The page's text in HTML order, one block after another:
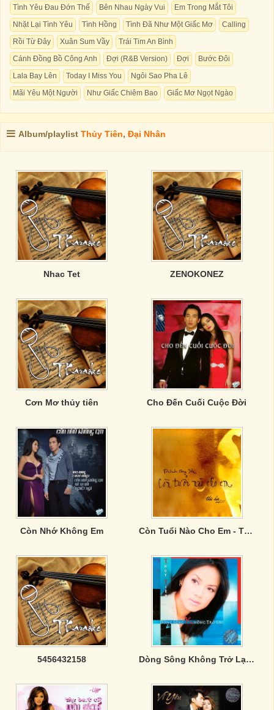
Tình Yêu Đau Đớn Thế Bên Nhau Ngày Vui
Em Trong Mắt Tôi
Nhặt Lại Tình Yêu
Tình Hồng Tình Đã Như Một Giấc Mơ
Calling
Rồi Từ Đây
Xuân Sum Vầy
Trái Tim An Bình
Cánh Đồng Bồ Công Anh
Đợi (R&B Version) Đợi
Bước Đôi
Lala Bay Lên
Today I Miss You
Ngôi Sao Pha Lê
Mãi Yêu Một Người
Như Giấc Chiêm Bao Giấc Mơ Ngọt Ngào
Album/playlist Thủy Tiên, Đại Nhân
Nhac Tet ZENOKONEZ
Cơn Mơ thủy tiên Cho Đến Cuối Cuộc Đời
Còn Nhớ Không Em Còn Tuổi Nào Cho Em - Thái Hoà Vol.11
5456432158 Dòng Sông Không Trở Lại - Thủy Tiên